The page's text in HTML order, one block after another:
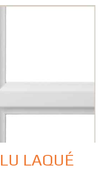
LAQUÉ